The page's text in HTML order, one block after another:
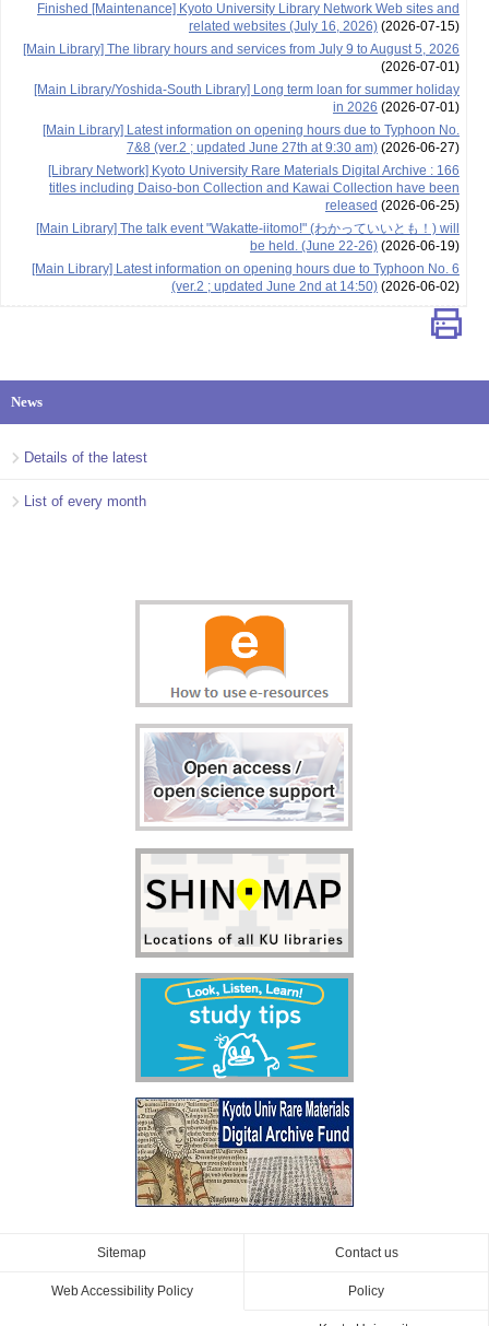
Finished [Maintenance] Kyoto University Library Network Web sites and
related websites (July 16, 2026)(2026-07-15)
[Main Library] The library hours and services from July 9 to August 5, 2026
(2026-07-01)
[Main Library/Yoshida-South Library] Long term loan for summer holiday
in 2026 (2026-07-01)
[Main Library] Latest information on opening hours due to Typhoon No.
7&8 (ver.2 ; updated June 27th at 9:30 am)(2026-06-27)
[Library Network] Kyoto University Rare Materials Digital Archive : 166
titles including Daiso-bon Collection and Kawai Collection have been
released (2026-06-25)
[Main Library] The talk event "Wakatte-iitomo!" (わかっていいとも！) will
be held. (June 22-26)(2026-06-19)
[Main Library] Latest information on opening hours due to Typhoon No. 6
(ver.2 ; updated June 2nd at 14:50)(2026-06-02)
News
Details of the latest
List of every month
Contact us
Sitemap
Policy
Web Accessibility Policy